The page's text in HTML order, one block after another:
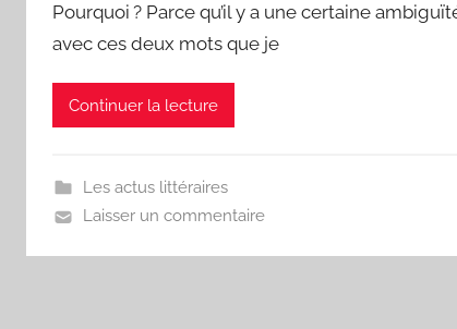
Pourquoi ? Parce qu’il y a une certaine
avec ces deux mots que je
Continuer la lecture
Les actus littéraires
Laisser un commentaire